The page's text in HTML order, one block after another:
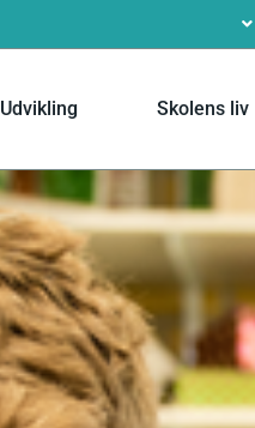
Udvikling Skolens liv